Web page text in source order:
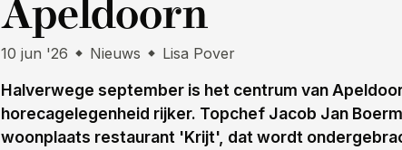
10 jun '26 Nieuws Lisa Pover
Halverwege september is het centrum van
horecagelegenheid rijker. Topchef Jacob Jan
woonplaats restaurant 'Krijt', dat wordt